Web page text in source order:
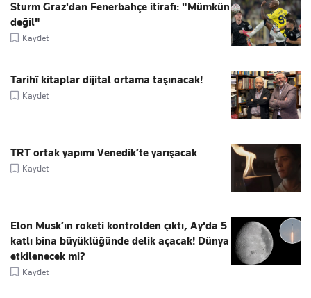
Sturm Graz'dan Fenerbahçe itirafı: "Mümkün
değil"
Kaydet
Tarihî kitaplar dijital ortama taşınacak!
Kaydet
TRT ortak yapımı Venedik’te yarışacak
Kaydet
Elon Musk’ın roketi kontrolden çıktı, Ay'da 5
katlı bina büyüklüğünde delik açacak! Dünya
etkilenecek mi?
Kaydet